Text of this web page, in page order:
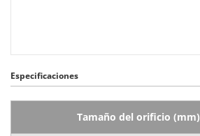
Especificaciones
Tamaño del orificio (mm)